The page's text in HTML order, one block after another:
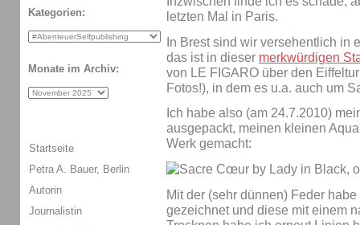
letzten Mal in Paris.
In Brest sind wir versehentlich in
das ist in dieser merkwürdigen
von LE FIGARO über den
Fotos!), in dem es u.a. auch um
Ich habe also (am 24.7.2010)
ausgepackt, meinen kleinen
Werk gemacht:
Mit der (sehr dünnen) Feder
gezeichnet und diese mit einem
Kategorien:
Monate im Archiv:
Startseite
Petra A. Bauer, Berlin
Autorin
Journalistin